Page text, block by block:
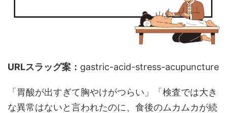
URLスラッグ案： gastric-acid-stress-acupuncture
「胃酸が出すぎて胸やけがつらい」「検査では大き
な異常はないと言われたのに、食後のムカムカが続